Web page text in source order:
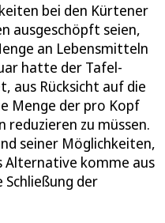
bei den Kürtener
ausgeschöpft seien,
an Lebensmitteln
hatte der Tafel-
aus Rücksicht auf die
Menge der pro Kopf
reduzieren zu müssen.
seiner Möglichkeiten,
Alternative komme aus
der